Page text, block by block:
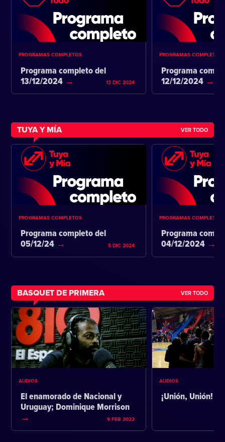
PROGRAMAS COMPLETOS
Programa completo del
13/12/2024
13 DIC 2024
PROGRAMAS COMPLETOS
Programa
12/12/2024
TUYA Y MÍA VER TODO
PROGRAMAS COMPLETOS
Programa completo del
05/12/24
5 DIC 2024
PROGRAMAS COMPLETOS
Programa
04/12/2024
BASQUET DE PRIMERA VER TODO
AUDIOS
El enamorado de Nacional y
Uruguay; Dominique Morrison
9 FEB 2022
AUDIOS
¡Unión, Unión!